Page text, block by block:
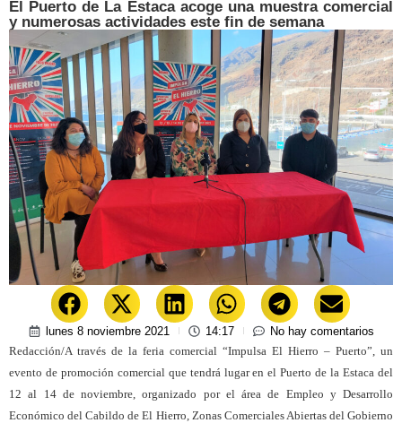
El Puerto de La Estaca acoge una muestra comercial
y numerosas actividades este fin de semana
lunes 8 noviembre 2021 14:17
No hay comentarios
Redacción/A través de la feria comercial “Impulsa El Hierro – Puerto”, un
evento de promoción comercial que tendrá lugar en el Puerto de la Estaca del
12 al 14 de noviembre, organizado por el área de Empleo y Desarrollo
Económico del Cabildo de El Hierro, Zonas Comerciales Abiertas del Gobierno